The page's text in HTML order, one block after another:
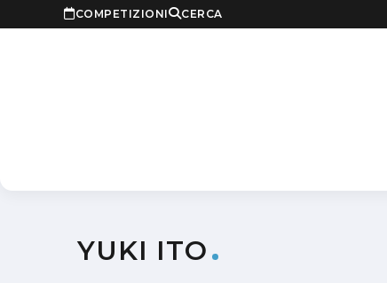
COMPETIZIONI CERCA
YUKI ITO